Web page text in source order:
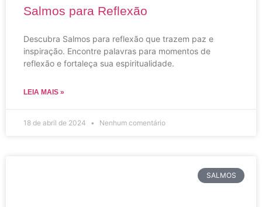
Salmos para Reflexão
Descubra Salmos para reflexão que trazem paz e
inspiração. Encontre palavras para momentos de
reflexão e fortaleça sua espiritualidade.
LEIA MAIS »
18 de abril de 2024 Nenhum comentário
SALMOS